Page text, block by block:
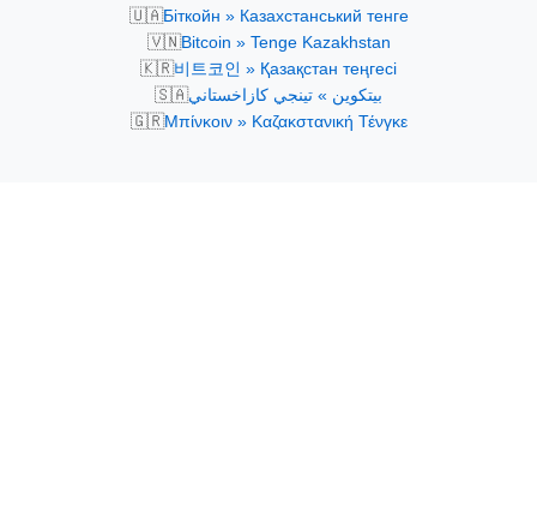
🇺🇦Біткойн » Казахстанський тенге
🇻🇳Bitcoin » Tenge Kazakhstan
🇰🇷비트코인 » Қазақстан теңгесі
🇸🇦بيتكوين » تينجي كازاخستاني
🇬🇷Μπίνκοιν » Καζακστανική Τένγκε